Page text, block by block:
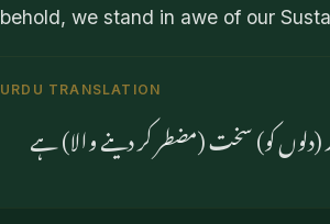
behold, we stand in awe of our
URDU TRANSLATION
(دلوں کو) سخت (مضطر کر دینے والا) ہے